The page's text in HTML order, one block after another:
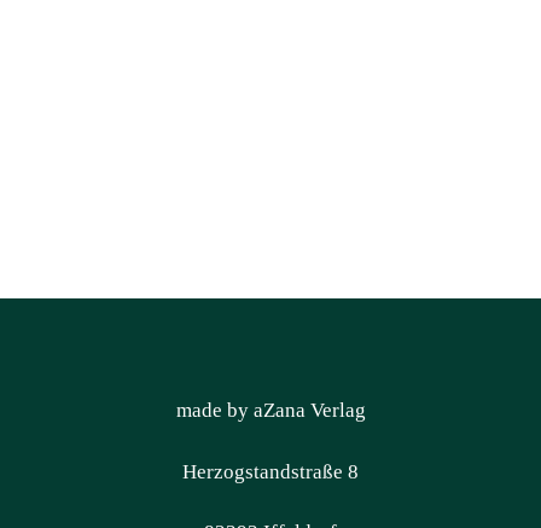
made by aZana Verlag
Herzogstandstraße 8